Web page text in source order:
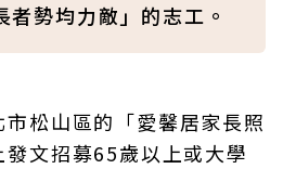
者勢均力敵」的志工。
松山區的「愛馨居家長照
文招募65歲以上或大學